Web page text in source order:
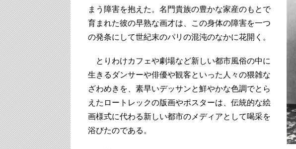
まう障害を抱えた。名門貴族の豊かな家産のもとで
育まれた彼の早熟な画才は、この身体の障害を一つ
の発条にして世紀末のパリの混沌のなかに花開く。
とりわけカフェや劇場など新しい都市風俗の中に
生きるダンサーや俳優や観客といった人々の猥雑な
ざわめきを、素早いデッサンと鮮やかな色調でとら
えたロートレックの版画やポスターは、伝統的な絵
画様式に代わる新しい都市のメディアとして喝采を
浴びたのである。